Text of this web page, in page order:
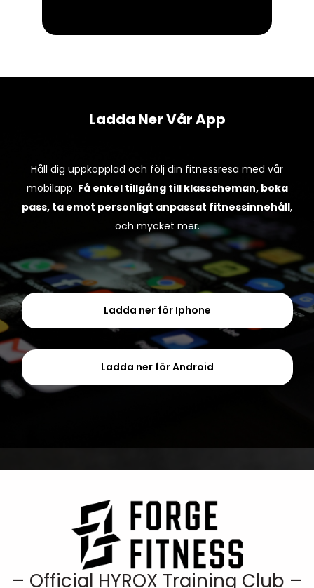
Ladda Ner Vår App
Håll dig uppkopplad och följ din fitnessresa med vår
mobilapp. Få enkel tillgång till klasscheman, boka
pass, ta emot personligt anpassat fitnessinnehåll,
och mycket mer.
Ladda ner för Iphone
Ladda ner för Android
– Official HYROX Training Club –